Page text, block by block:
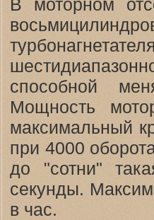
В моторном
способной
Мощность
максимальный
при 4000
до "сотни"
секунды.
в час.